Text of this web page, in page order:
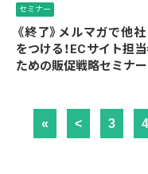
セミナー
《終了》メルマガで他
をつける！ECサイト担
ための販促戦略セミナー
« < 3 4